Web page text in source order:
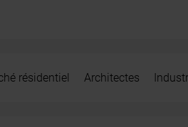
résidentiel Architectes